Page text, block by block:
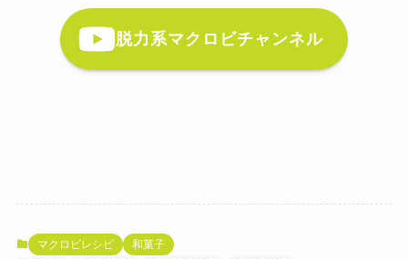
脱力系マクロビチャンネル
マクロビレシピ
和菓子